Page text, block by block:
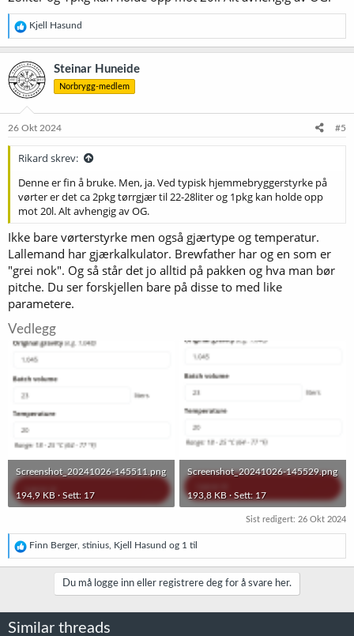
R
e
a
k
s
j
o
e
Kjell Hasund
Steinar Huneide
Norbrygg-medlem
26 Okt 2024 #5
Rikard skrev:
Denne er fin å bruke. Men, ja. Ved typisk hjemmebryggerstyrke på
vørter er det ca 2pkg tørrgjær til 22-28liter og 1pkg kan holde opp
mot 20l. Alt avhengig av OG.
Ikke bare vørterstyrke men også gjærtype og temperatur.
Lallemand har gjærkalkulator. Brewfather har og en som er
"grei nok". Og så står det jo alltid på pakken og hva man bør
pitche. Du ser forskjellen bare på disse to med like
parametere.
Vedlegg
Screenshot_20241026-145511.png
194,9 KB · Sett: 17
Screenshot_20241026-145529.png
193,8 KB · Sett: 17
Sist redigert: 26 Okt 2024
R
e
a
n
Finn Berger, stinius Kjell Hasund og 1 til
Du må logge inn eller registrere deg for å svare her.
Similar threads